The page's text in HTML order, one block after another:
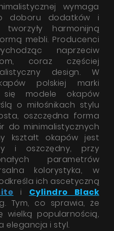
wymaga
doboru dodatków i
harmonijną
mebli. Producenci
naprzeciw
coraz częściej
design. W
polskiej marki
modele okapów
o miłośnikach stylu
oszczędna forma
do minimalistycznych
kształt okapów jest
i oszczędny, przy
parametrów
kolorystyka, w
ich ascetyczną
i Cylindro Black
Tym, co sprawia, że
wielką popularnością,
elegancja i styl.